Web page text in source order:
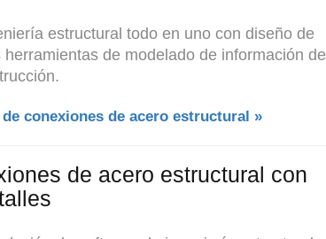
estructural todo en uno con diseño de
de modelado de información de
conexiones de acero estructural »
de acero estructural con